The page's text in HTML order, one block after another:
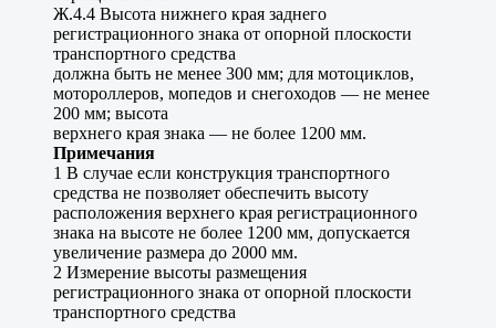
Ж.4.4 Высота нижнего края заднего
регистрационного знака от опорной плоскости
транспортного средства
должна быть не менее 300 мм; для мотоциклов,
мотороллеров, мопедов и снегоходов — не менее
200 мм; высота
верхнего края знака — не более 1200 мм.
Примечания
1 В случае если конструкция транспортного
средства не позволяет обеспечить высоту
расположения верхнего края регистрационного
знака на высоте не более 1200 мм, допускается
увеличение размера до 2000 мм.
2 Измерение высоты размещения
регистрационного знака от опорной плоскости
транспортного средства